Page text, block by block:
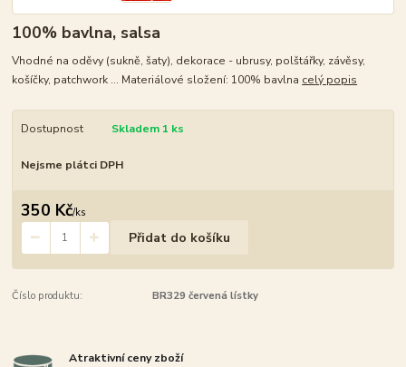
100% bavlna, salsa
Vhodné na oděvy (sukně, šaty), dekorace - ubrusy, polštářky, závěsy,
košíčky, patchwork ... Materiálové složení: 100% bavlna celý popis
Dostupnost Skladem 1 ks
Nejsme plátci DPH
350 Kč/ks
Přidat do košíku
Číslo produktu: BR329 červená lístky
Atraktivní ceny zboží